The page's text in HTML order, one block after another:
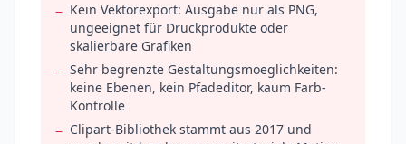
− Kein Vektorexport: Ausgabe nur als PNG,
ungeeignet für Druckprodukte oder
skalierbare Grafiken
− Sehr begrenzte Gestaltungsmoeglichkeiten:
keine Ebenen, kein Pfadeditor, kaum Farb-
Kontrolle
− Clipart-Bibliothek stammt aus 2017 und